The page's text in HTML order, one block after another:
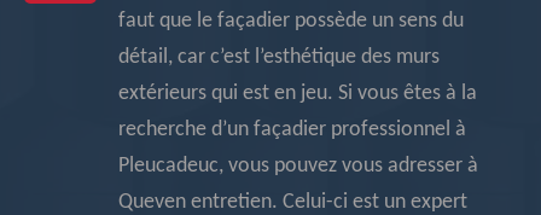
faut que le façadier possède un sens du
détail, car c’est l’esthétique des murs
extérieurs qui est en jeu. Si vous êtes à la
recherche d’un façadier professionnel à
Pleucadeuc, vous pouvez vous adresser à
Queven entretien. Celui-ci est un expert